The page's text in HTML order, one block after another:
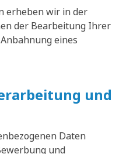
erheben wir in der
der Bearbeitung Ihrer
eines
und
Daten
und